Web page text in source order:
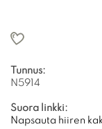
Tunnus:
N5914
Suora linkki:
Napsauta hiiren